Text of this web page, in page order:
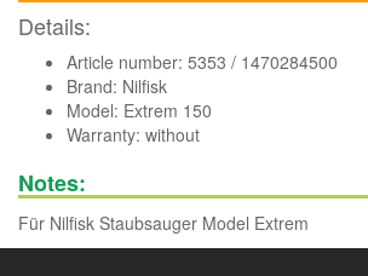
Details:
Article number: 5353 / 1470284500
Brand: Nilfisk
Model: Extrem 150
Warranty: without
Notes:
Für Nilfisk Staubsauger Model Extrem